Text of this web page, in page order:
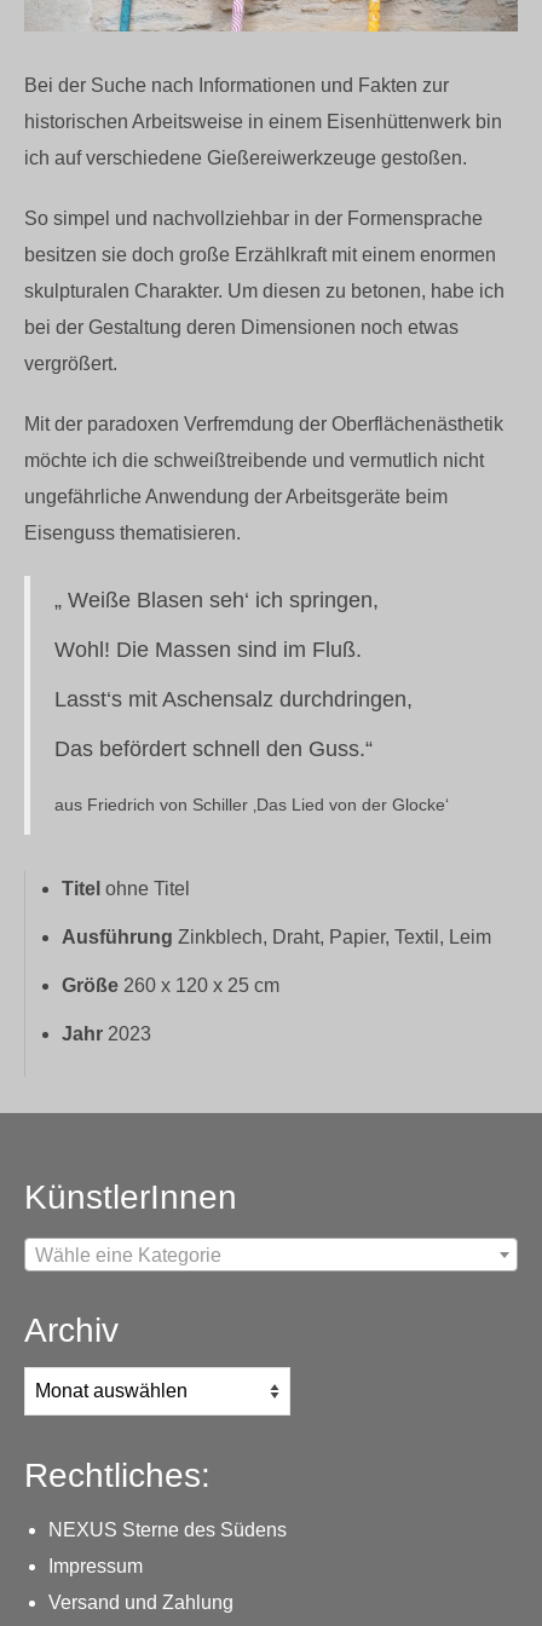
Bei der Suche nach Informationen und Fakten zur
historischen Arbeitsweise in einem Eisenhüttenwerk bin
ich auf verschiedene Gießereiwerkzeuge gestoßen.
So simpel und nachvollziehbar in der Formensprache
besitzen sie doch große Erzählkraft mit einem enormen
skulpturalen Charakter. Um diesen zu betonen, habe ich
bei der Gestaltung deren Dimensionen noch etwas
vergrößert.
Mit der paradoxen Verfremdung der Oberflächenästhetik
möchte ich die schweißtreibende und vermutlich nicht
ungefährliche Anwendung der Arbeitsgeräte beim
Eisenguss thematisieren.
„ Weiße Blasen seh‘ ich springen,
Wohl! Die Massen sind im Fluß.
Lasst‘s mit Aschensalz durchdringen,
Das befördert schnell den Guss.“
aus Friedrich von Schiller ‚Das Lied von der Glocke‘
Titel ohne Titel
Ausführung Zinkblech, Draht, Papier, Textil, Leim
Größe 260 x 120 x 25 cm
Jahr 2023
KünstlerInnen
Wähle eine Kategorie
Archiv
Archiv
Rechtliches:
NEXUS Sterne des Südens
Impressum
Versand und Zahlung